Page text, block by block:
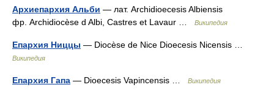
Архиепархия Альби — лат. Archidioecesis Albiensis
фр. Archidiocèse d Albi, Castres et Lavaur …
Википедия
Епархия Ниццы — Diocèse de Nice Dioecesis Nicensis …
Википедия
Епархия Гапа — Dioecesis Vapincensis … Википедия